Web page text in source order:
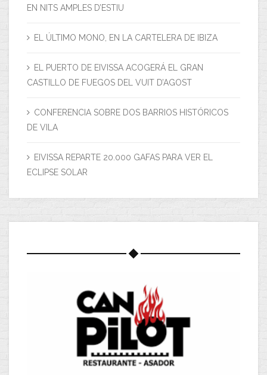
EN NITS AMPLES D’ESTIU
EL ÚLTIMO MONO, EN LA CARTELERA DE IBIZA
EL PUERTO DE EIVISSA ACOGERÁ EL GRAN
CASTILLO DE FUEGOS DEL VUIT D’AGOST
CONFERENCIA SOBRE DOS BARRIOS HISTÓRICOS
DE VILA
EIVISSA REPARTE 20.000 GAFAS PARA VER EL
ECLIPSE SOLAR